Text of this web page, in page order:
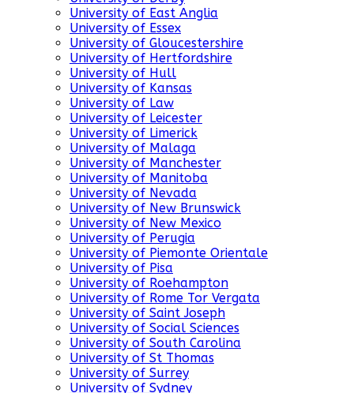
University of East Anglia
University of Essex
University of Gloucestershire
University of Hertfordshire
University of Hull
University of Kansas
University of Law
University of Leicester
University of Limerick
University of Malaga
University of Manchester
University of Manitoba
University of Nevada
University of New Brunswick
University of New Mexico
University of Perugia
University of Piemonte Orientale
University of Pisa
University of Roehampton
University of Rome Tor Vergata
University of Saint Joseph
University of Social Sciences
University of South Carolina
University of St Thomas
University of Surrey
University of Sydney